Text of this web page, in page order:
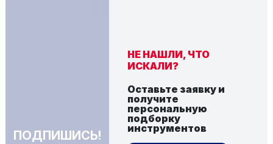
ПОДПИШИСЬ!
НЕ НАШЛИ, ЧТО
ИСКАЛИ?
Оставьте заявку и
получите
персональную
подборку
инструментов